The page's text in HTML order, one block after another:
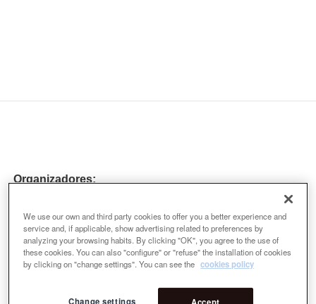
Organizadores:
We use our own and third party cookies to offer you a better experience and
service and, if applicable, show advertising related to preferences by
analyzing your browsing habits. By clicking "OK", you agree to the use of
these cookies. You can also "configure" or "refuse" the installation of cookies
by clicking on "change settings". You can see the cookies policy
Accept
Change settings